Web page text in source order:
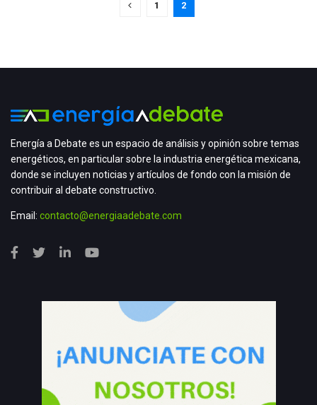
1 2
Energía a Debate es un espacio de análisis y opinión sobre temas
energéticos, en particular sobre la industria energética mexicana,
donde se incluyen noticias y artículos de fondo con la misión de
contribuir al debate constructivo.
Email: contacto@energiaadebate.com